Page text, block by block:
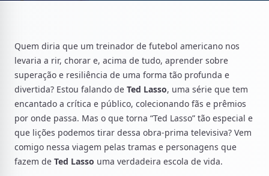
Quem diria que um treinador de futebol americano nos
levaria a rir, chorar e, acima de tudo, aprender sobre
superação e resiliência de uma forma tão profunda e
divertida? Estou falando de Ted Lasso, uma série que tem
encantado a crítica e público, colecionando fãs e prêmios
por onde passa. Mas o que torna “Ted Lasso” tão especial e
que lições podemos tirar dessa obra-prima televisiva? Vem
comigo nessa viagem pelas tramas e personagens que
fazem de Ted Lasso uma verdadeira escola de vida.